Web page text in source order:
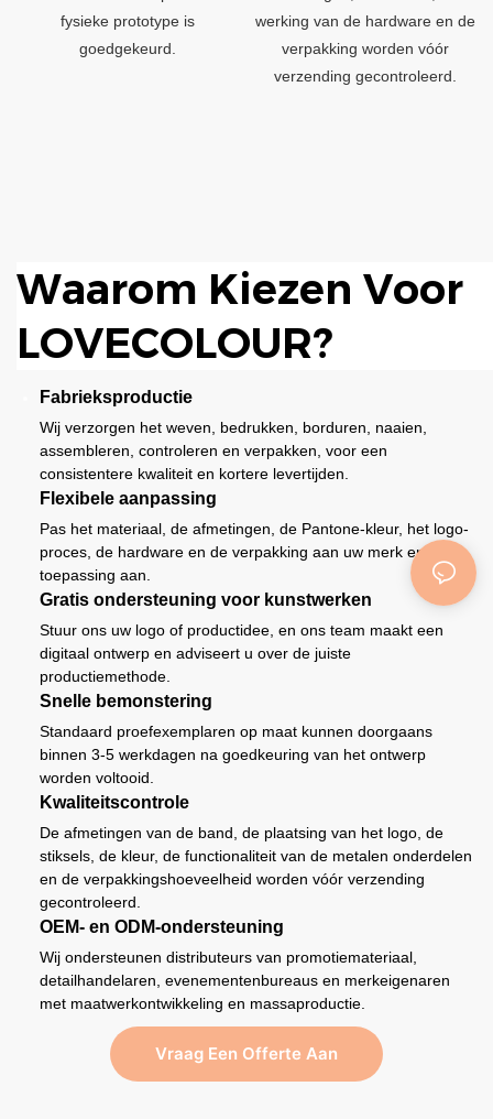
fysieke prototype is
goedgekeurd.
werking van de hardware en de
verpakking worden vóór
verzending gecontroleerd.
Waarom Kiezen Voor
LOVECOLOUR?
Fabrieksproductie
Wij verzorgen het weven, bedrukken, borduren, naaien,
assembleren, controleren en verpakken, voor een
consistentere kwaliteit en kortere levertijden.
Flexibele aanpassing
Pas het materiaal, de afmetingen, de Pantone-kleur, het logo-
proces, de hardware en de verpakking aan uw merk en
toepassing aan.
Gratis ondersteuning voor kunstwerken
Stuur ons uw logo of productidee, en ons team maakt een
digitaal ontwerp en adviseert u over de juiste
productiemethode.
Snelle bemonstering
Standaard proefexemplaren op maat kunnen doorgaans
binnen 3-5 werkdagen na goedkeuring van het ontwerp
worden voltooid.
Kwaliteitscontrole
De afmetingen van de band, de plaatsing van het logo, de
stiksels, de kleur, de functionaliteit van de metalen onderdelen
en de verpakkingshoeveelheid worden vóór verzending
gecontroleerd.
OEM- en ODM-ondersteuning
Wij ondersteunen distributeurs van promotiemateriaal,
detailhandelaren, evenementenbureaus en merkeigenaren
met maatwerkontwikkeling en massaproductie.
Vraag Een Offerte Aan